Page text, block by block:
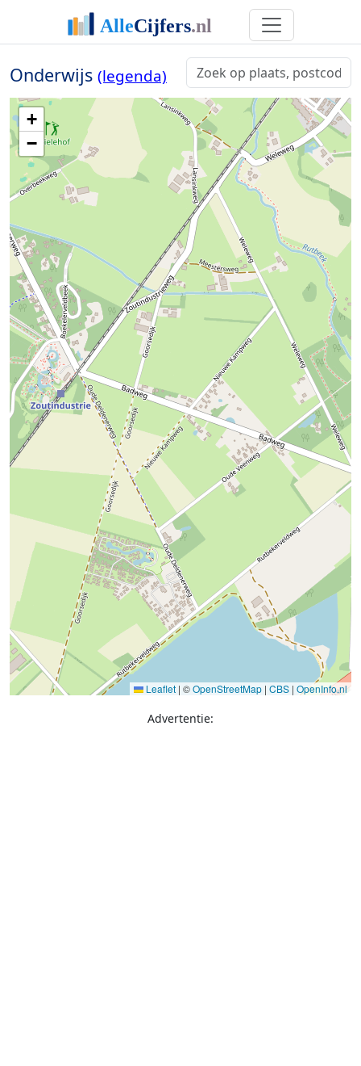
Onderwijs (legenda)
+
−
Leaflet | ©OpenStreetMap | CBS | OpenInfo.nl
Advertentie: